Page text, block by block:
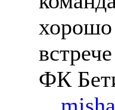
хорошо
ФК